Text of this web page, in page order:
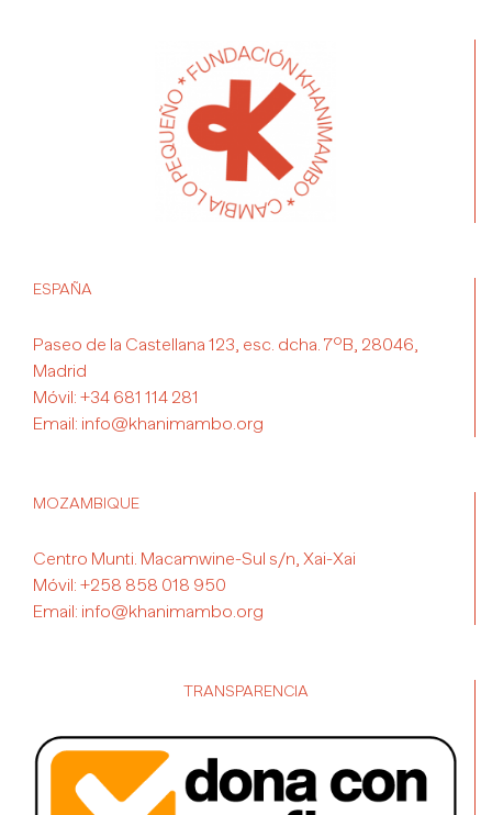
ESPAÑA
Paseo de la Castellana 123, esc. dcha. 7ºB, 28046,
Madrid
Móvil: +34 681 114 281
Email: info@khanimambo.org
MOZAMBIQUE
Centro Munti. Macamwine-Sul s/n, Xai-Xai
Móvil: +258 858 018 950
Email: info@khanimambo.org
TRANSPARENCIA